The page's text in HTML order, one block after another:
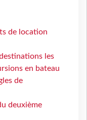
de location
les
en bateau
de
deuxième